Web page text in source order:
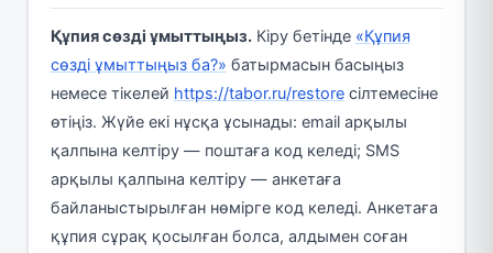
Құпия сөзді ұмыттыңыз.Кіру бетінде «Құпия
сөзді ұмыттыңыз ба?» батырмасын басыңыз
немесе тікелей https://tabor.ru/restoreсілтемесіне
өтіңіз. Жүйе екі нұсқа ұсынады: email арқылы
қалпына келтіру — поштаға код келеді; SMS
арқылы қалпына келтіру — анкетаға
байланыстырылған нөмірге код келеді. Анкетаға
құпия сұрақ қосылған болса, алдымен соған